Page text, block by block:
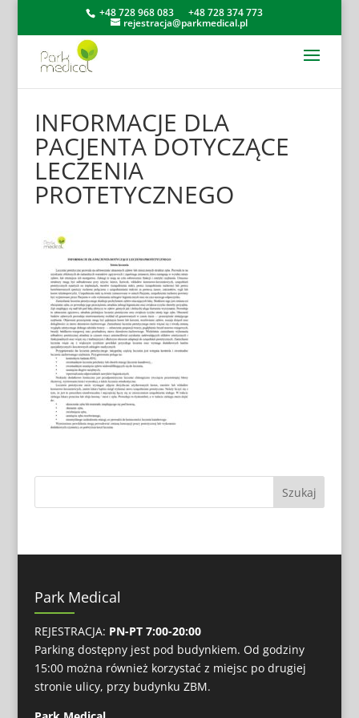
+48 728 968 083 +48 728 374 773
rejestracja@parkmedical.pl
INFORMACJE DLA
PACJENTA DOTYCZĄCE
LECZENIA
PROTETYCZNEGO
Park Medical
REJESTRACJA: PN-PT 7:00-20:00
Parking dostępny jest pod budynkiem. Od godziny
15:00 można również korzystać z miejsc po drugiej
stronie ulicy, przy budynku ZBM.